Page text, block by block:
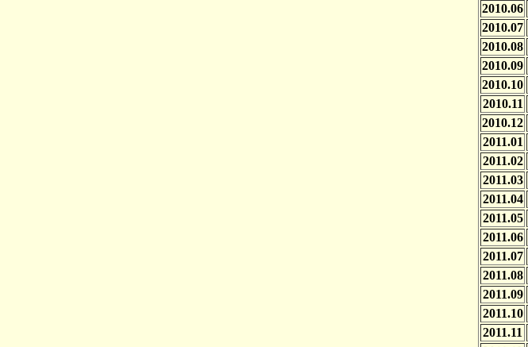
2010.06
2010.07
2010.08
2010.09
2010.10
2010.11
2010.12
2011.01
2011.02
2011.03
2011.04
2011.05
2011.06
2011.07
2011.08
2011.09
2011.10
2011.11